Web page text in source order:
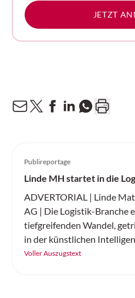
JETZT
Publireportage
Linde MH startet in die
ADVERTORIAL | Linde
AG | Die Logistik-Branche
tiefgreifenden Wandel,
in der künstlichen
Elektromobilität. Linde
Voller Auszugstext